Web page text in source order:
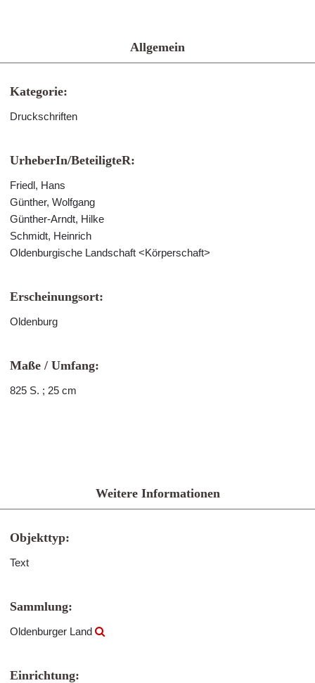
Allgemein
Kategorie:
Druckschriften
UrheberIn/BeteiligteR:
Friedl, Hans
Günther, Wolfgang
Günther-Arndt, Hilke
Schmidt, Heinrich
Oldenburgische Landschaft <Körperschaft>
Erscheinungsort:
Oldenburg
Maße / Umfang:
825 S. ; 25 cm
Weitere Informationen
Objekttyp:
Text
Sammlung:
Oldenburger Land
Einrichtung: